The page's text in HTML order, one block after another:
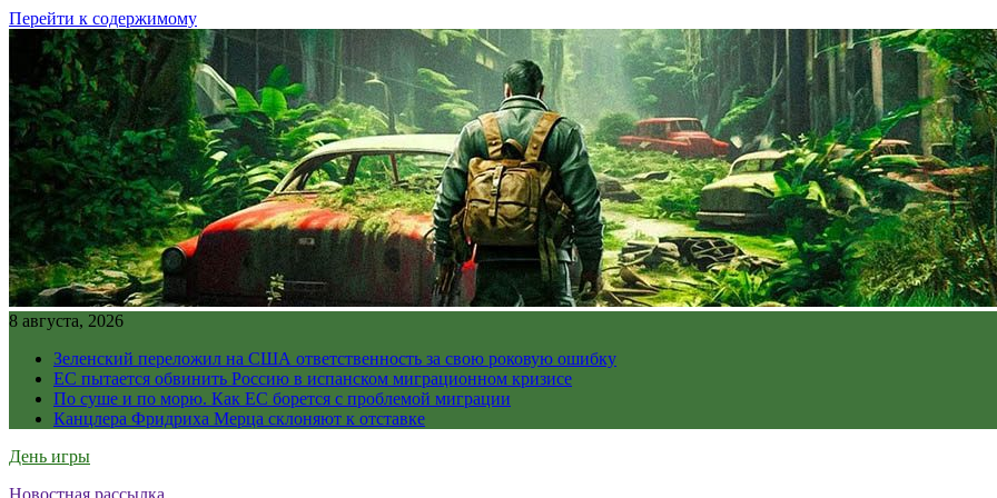
Перейти к содержимому
8 августа, 2026
Зеленский переложил на США ответственность за свою роковую ошибку
ЕС пытается обвинить Россию в испанском миграционном кризисе
По суше и по морю. Как ЕС борется с проблемой миграции
Канцлера Фридриха Мерца склоняют к отставке
День игры
Новостная рассылка